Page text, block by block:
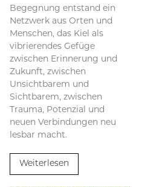
Begegnung entstand ein
Netzwerk aus Orten und
Menschen, das Kiel als
vibrierendes Gefüge
zwischen Erinnerung und
Zukunft, zwischen
Unsichtbarem und
Sichtbarem, zwischen
Trauma, Potenzial und
neuen Verbindungen neu
lesbar macht.
Weiterlesen